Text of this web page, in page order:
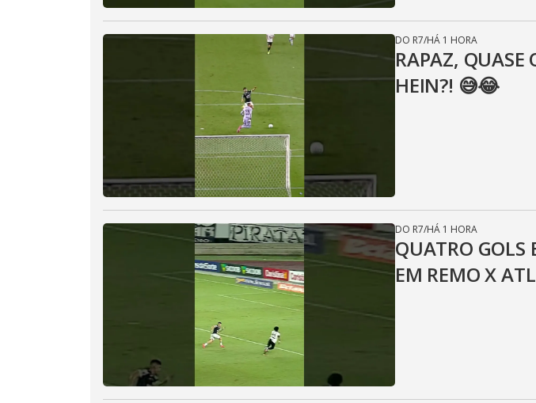
DO R7/HÁ 1 HORA
RAPAZ, QUASE
HEIN?! 😅😂⁣
DO R7/HÁ 1 HORA
QUATRO GOLS
EM REMO X